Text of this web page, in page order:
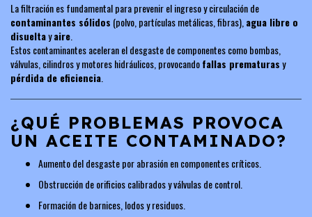
La filtración es fundamental para prevenir el ingreso y circulación de
contaminantes sólidos (polvo, partículas metálicas, fibras), agua libre o
disueltayaire
Estos contaminantes aceleran el desgaste de componentes como bombas,
válvulas, cilindros y motores hidráulicos, provocandofallas prematurasy
pérdida de eficiencia
¿QUÉ PROBLEMAS PROVOCA
UN ACEITE CONTAMINADO?
Aumento del desgaste por abrasión en componentes críticos.
Obstrucción de orificios calibrados y válvulas de control.
Formación de barnices, lodos y residuos.